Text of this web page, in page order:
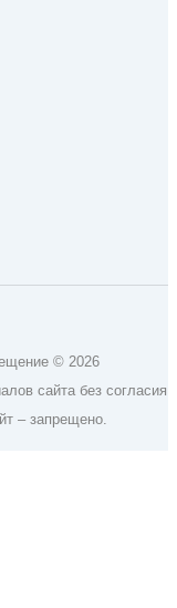
© 2026
сайта без согласия
– запрещено.